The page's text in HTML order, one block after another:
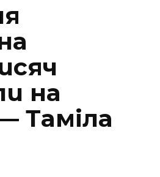
нa
Тaмiлa